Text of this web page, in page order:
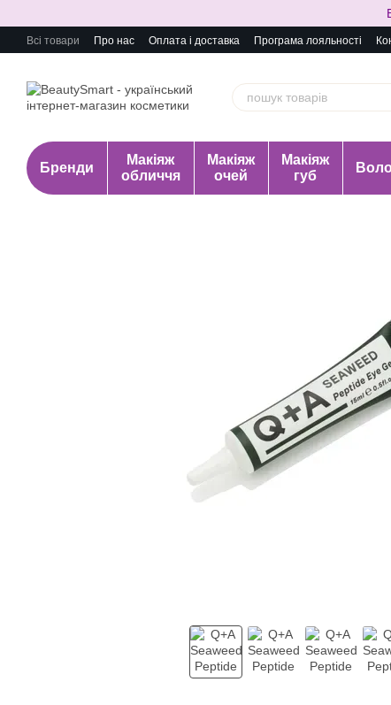
Всі товари Про нас Оплата і доставка Програма лояльності
Бренди
Макіяж
обличчя
Макіяж
очей
Макіяж
губ